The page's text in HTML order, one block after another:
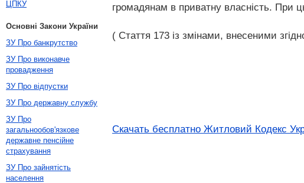
громадянам в приватну власність. При
( Стаття 173 із змінами, внесеними
Скачать бесплатно Житловий Кодекс
ЦПКУ
Основні Закони України
ЗУ Про банкрутство
ЗУ Про виконавче
провадження
ЗУ Про відпустки
ЗУ Про державну службу
ЗУ Про
загальнообов'язкове
державне пенсійне
страхування
ЗУ Про зайнятість
населення